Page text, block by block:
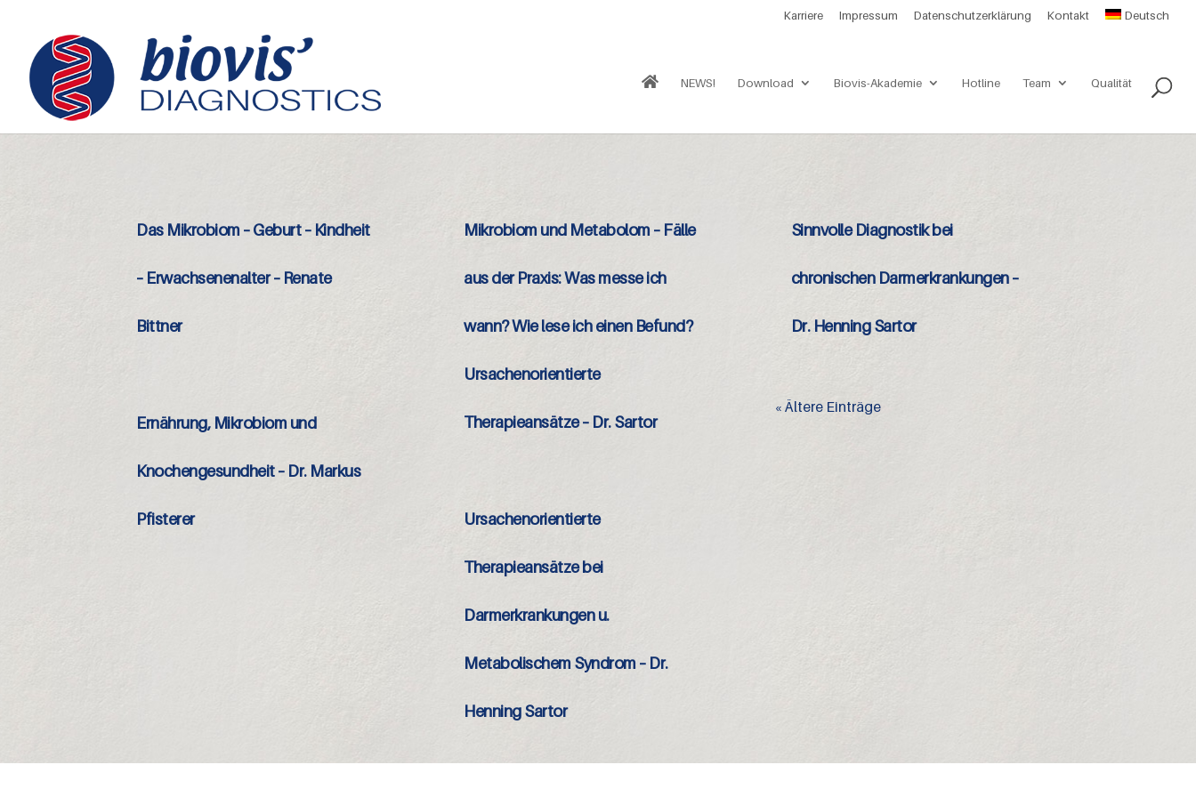
Karriere Impressum Datenschutzerklärung Kontakt Deutsch
NEWS! Download Biovis-Akademie Hotline Team Qualität
Das Mikrobiom – Geburt – Kindheit
– Erwachsenenalter – Renate
Bittner
Ernährung, Mikrobiom und
Knochengesundheit – Dr. Markus
Pfisterer
Mikrobiom und Metabolom – Fälle
aus der Praxis: Was messe ich
wann? Wie lese ich einen Befund?
Ursachenorientierte
Therapieansätze – Dr. Sartor
Ursachenorientierte
Therapieansätze bei
Darmerkrankungen u.
Metabolischem Syndrom – Dr.
Henning Sartor
Sinnvolle Diagnostik bei
chronischen Darmerkrankungen –
Dr. Henning Sartor
« Ältere Einträge